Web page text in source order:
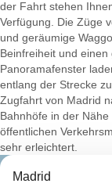
der Fahrt stehen
Verfügung. Die Züge
und geräumige
Beinfreiheit und
Panoramafenster
entlang der Strecke
Zugfahrt von Madrid
Bahnhöfe in der
öffentlichen
sehr erleichtert.
Madrid